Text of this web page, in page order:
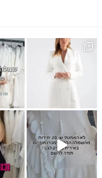
של פלאס סייז / מיד ס
כמה ביקשתן
לבנה?! אירית בוט